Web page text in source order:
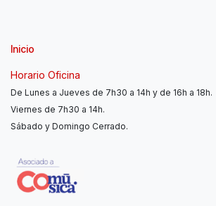
Inicio
Horario Oficina
De Lunes a Jueves de 7h30 a 14h y de 16h a 18h.
Viernes de 7h30 a 14h.
Sábado y Domingo Cerrado.